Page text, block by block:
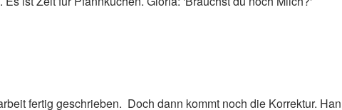
fertig geschrieben. Doch dann kommt noch die Korrektur.